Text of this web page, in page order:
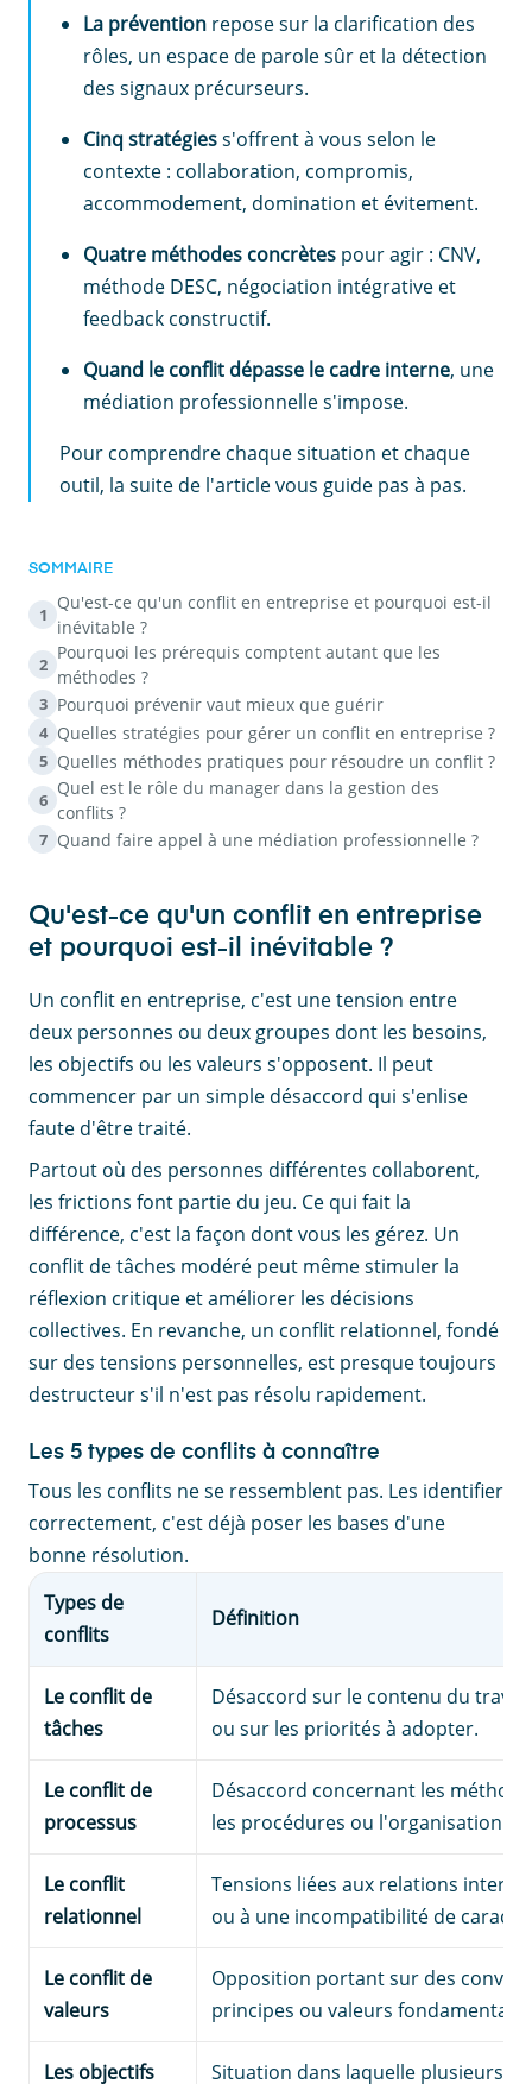
La prévention repose sur la clarification des
rôles, un espace de parole sûr et la détection
des signaux précurseurs.
Cinq stratégiess'offrent à vous selon le
contexte : collaboration, compromis,
accommodement, domination et évitement.
Quatre méthodes concrètes pour agir : CNV,
méthode DESC, négociation intégrative et
feedback constructif.
Quand le conflit dépasse le cadre interne, une
médiation professionnelle s'impose.
Pour comprendre chaque situation et chaque
outil, la suite de l'article vous guide pas à pas.
SOMMAIRE
1
Qu'est-ce qu'un conflit en entreprise et pourquoi est-il
inévitable ?
2
Pourquoi les prérequis comptent autant que les
méthodes ?
3 Pourquoi prévenir vaut mieux que guérir
4 Quelles stratégies pour gérer un conflit en entreprise ?
5 Quelles méthodes pratiques pour résoudre un conflit ?
6
Quel est le rôle du manager dans la gestion des
conflits ?
7 Quand faire appel à une médiation professionnelle ?
Qu'est-ce qu'un conflit en entreprise
et pourquoi est-il inévitable ?
Un conflit en entreprise, c'est une tension entre
deux personnes ou deux groupes dont les besoins,
les objectifs ou les valeurs s'opposent. Il peut
commencer par un simple désaccord qui s'enlise
faute d'être traité.
Partout où des personnes différentes collaborent,
les frictions font partie du jeu. Ce qui fait la
différence, c'est la façon dont vous les gérez. Un
conflit de tâches modéré peut même stimuler la
réflexion critique et améliorer les décisions
collectives. En revanche, un conflit relationnel, fondé
sur des tensions personnelles, est presque toujours
destructeur s'il n'est pas résolu rapidement.
Les 5 types de conflits à connaître
Tous les conflits ne se ressemblent pas. Les identifier
correctement, c'est déjà poser les bases d'une
bonne résolution.
Types de
conflits
Définition
Le conflit de
tâches
Désaccord sur le contenu du
ou sur les priorités à adopter.
Le conflit de
processus
Désaccord concernant les
les procédures ou l'organisation.
Le conflit
relationnel
Tensions liées aux relations
ou à une incompatibilité de
Le conflit de
valeurs
Opposition portant sur des
principes ou valeurs
Les objectifs Situation dans laquelle plusieurs